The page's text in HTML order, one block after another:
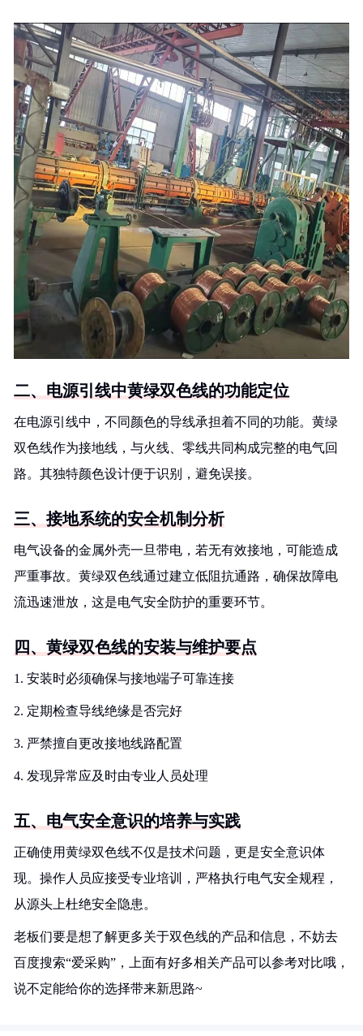
二、电源引线中黄绿双色线的功能定位
在电源引线中，不同颜色的导线承担着不同的功能。黄绿
双色线作为接地线，与火线、零线共同构成完整的电气回
路。其独特颜色设计便于识别，避免误接。
三、接地系统的安全机制分析
电气设备的金属外壳一旦带电，若无有效接地，可能造成
严重事故。黄绿双色线通过建立低阻抗通路，确保故障电
流迅速泄放，这是电气安全防护的重要环节。
四、黄绿双色线的安装与维护要点
1. 安装时必须确保与接地端子可靠连接
2. 定期检查导线绝缘是否完好
3. 严禁擅自更改接地线路配置
4. 发现异常应及时由专业人员处理
五、电气安全意识的培养与实践
正确使用黄绿双色线不仅是技术问题，更是安全意识体
现。操作人员应接受专业培训，严格执行电气安全规程，
从源头上杜绝安全隐患。
老板们要是想了解更多关于双色线的产品和信息，不妨去
百度搜索“爱采购”，上面有好多相关产品可以参考对比哦，
说不定能给你的选择带来新思路~